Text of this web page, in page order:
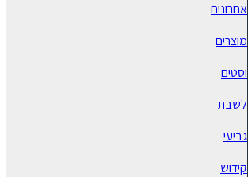
אחרונים
מוצרים
וסטים
לשבת
גביעי
קידוש